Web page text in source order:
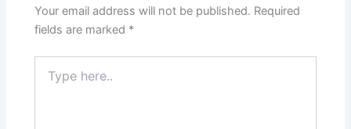
Your email address will not be published. Required
fields are marked *
here..